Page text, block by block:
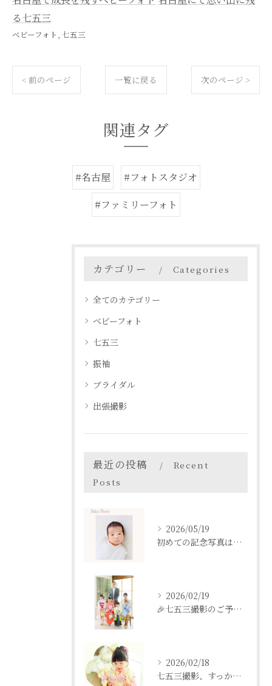
る七五三
ベビーフォト 七五三
< 前のページ 一覧に戻る 次のページ >
関連タグ
#名古屋
#フォトスタジオ
#ファミリーフォト
カテゴリー Categories
全てのカテゴリー
ベビーフォト
七五三
振袖
ブライダル
出張撮影
最近の投稿
Recent
Posts
2026/05/19
初めての記念写真はは、DEAR STUDIOで。
2026/02/19
🎉七五三撮影のご予約をご検討中の方へ🎉
2026/02/18
七五三撮影、すっかり忘れてた💦という方も